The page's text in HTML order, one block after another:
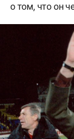
о том, что он